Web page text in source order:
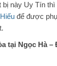
này Uy Tín thì
để được
tại Ngọc Hà –